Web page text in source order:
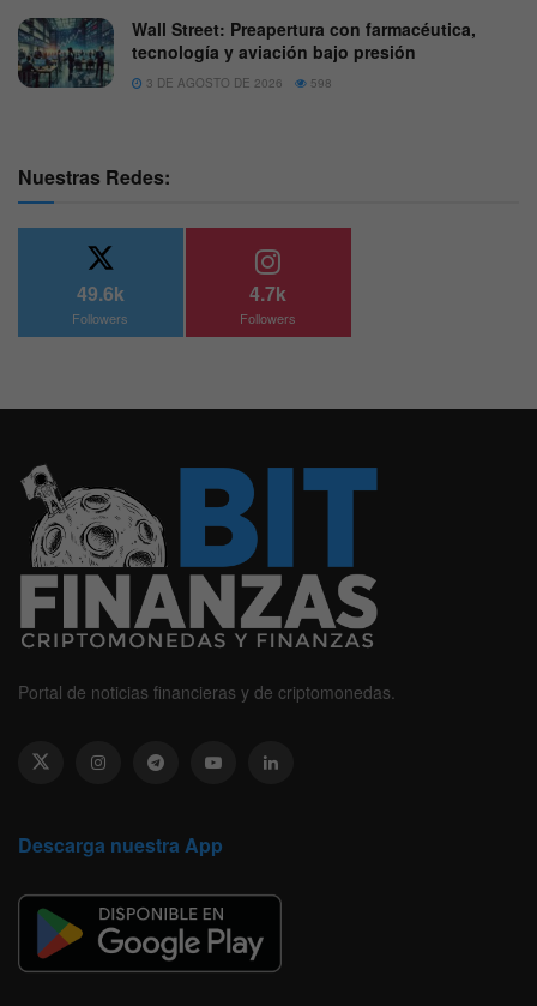
Wall Street: Preapertura con farmacéutica,
tecnología y aviación bajo presión
3 DE AGOSTO DE 2026 598
Nuestras Redes:
49.6k
Followers
4.7k
Followers
Portal de noticias financieras y de criptomonedas.
Descarga nuestra App